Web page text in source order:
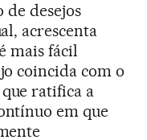
de desejos
acrescenta
mais fácil
coincida com o
ratifica a
em que